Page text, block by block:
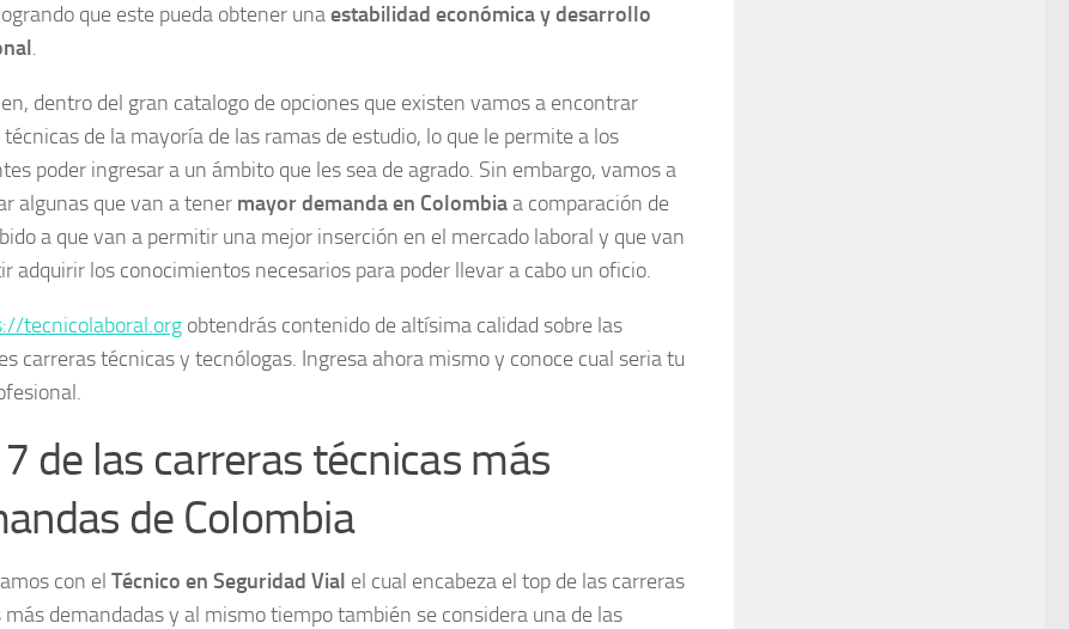
que este pueda obtener unaestabilidad económica y desarrollo
.
dentro del gran catalogo de opciones que existen vamos a encontrar
de la mayoría de las ramas de estudio, lo que le permite a los
poder ingresar a un ámbito que les sea de agrado. Sin embargo, vamos a
algunas que van a tener mayor demanda en Colombiaa comparación de
a que van a permitir una mejor inserción en el mercado laboral y que van
adquirir los conocimientos necesarios para poder llevar a cabo un oficio.
tecnicolaboral.org obtendrás contenido de altísima calidad sobre las
carreras técnicas y tecnólogas. Ingresa ahora mismo y conoce cual seria tu
de las carreras técnicas más
de Colombia
con el Técnico en Seguridad Vial el cual encabeza el top de las carreras
demandadas y al mismo tiempo también se considera una de las